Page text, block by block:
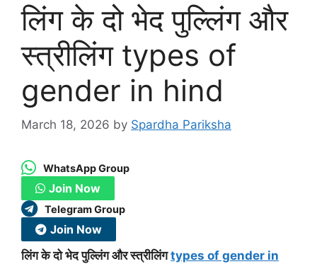
लिंग के दो भेद पुल्लिंग और
स्त्रीलिंग types of
gender in hind
March 18, 2026 by Spardha Pariksha
WhatsApp Group
Join Now
Telegram Group
Join Now
लिंग के दो भेद पुल्लिंग और स्त्रीलिंगtypes of gender in